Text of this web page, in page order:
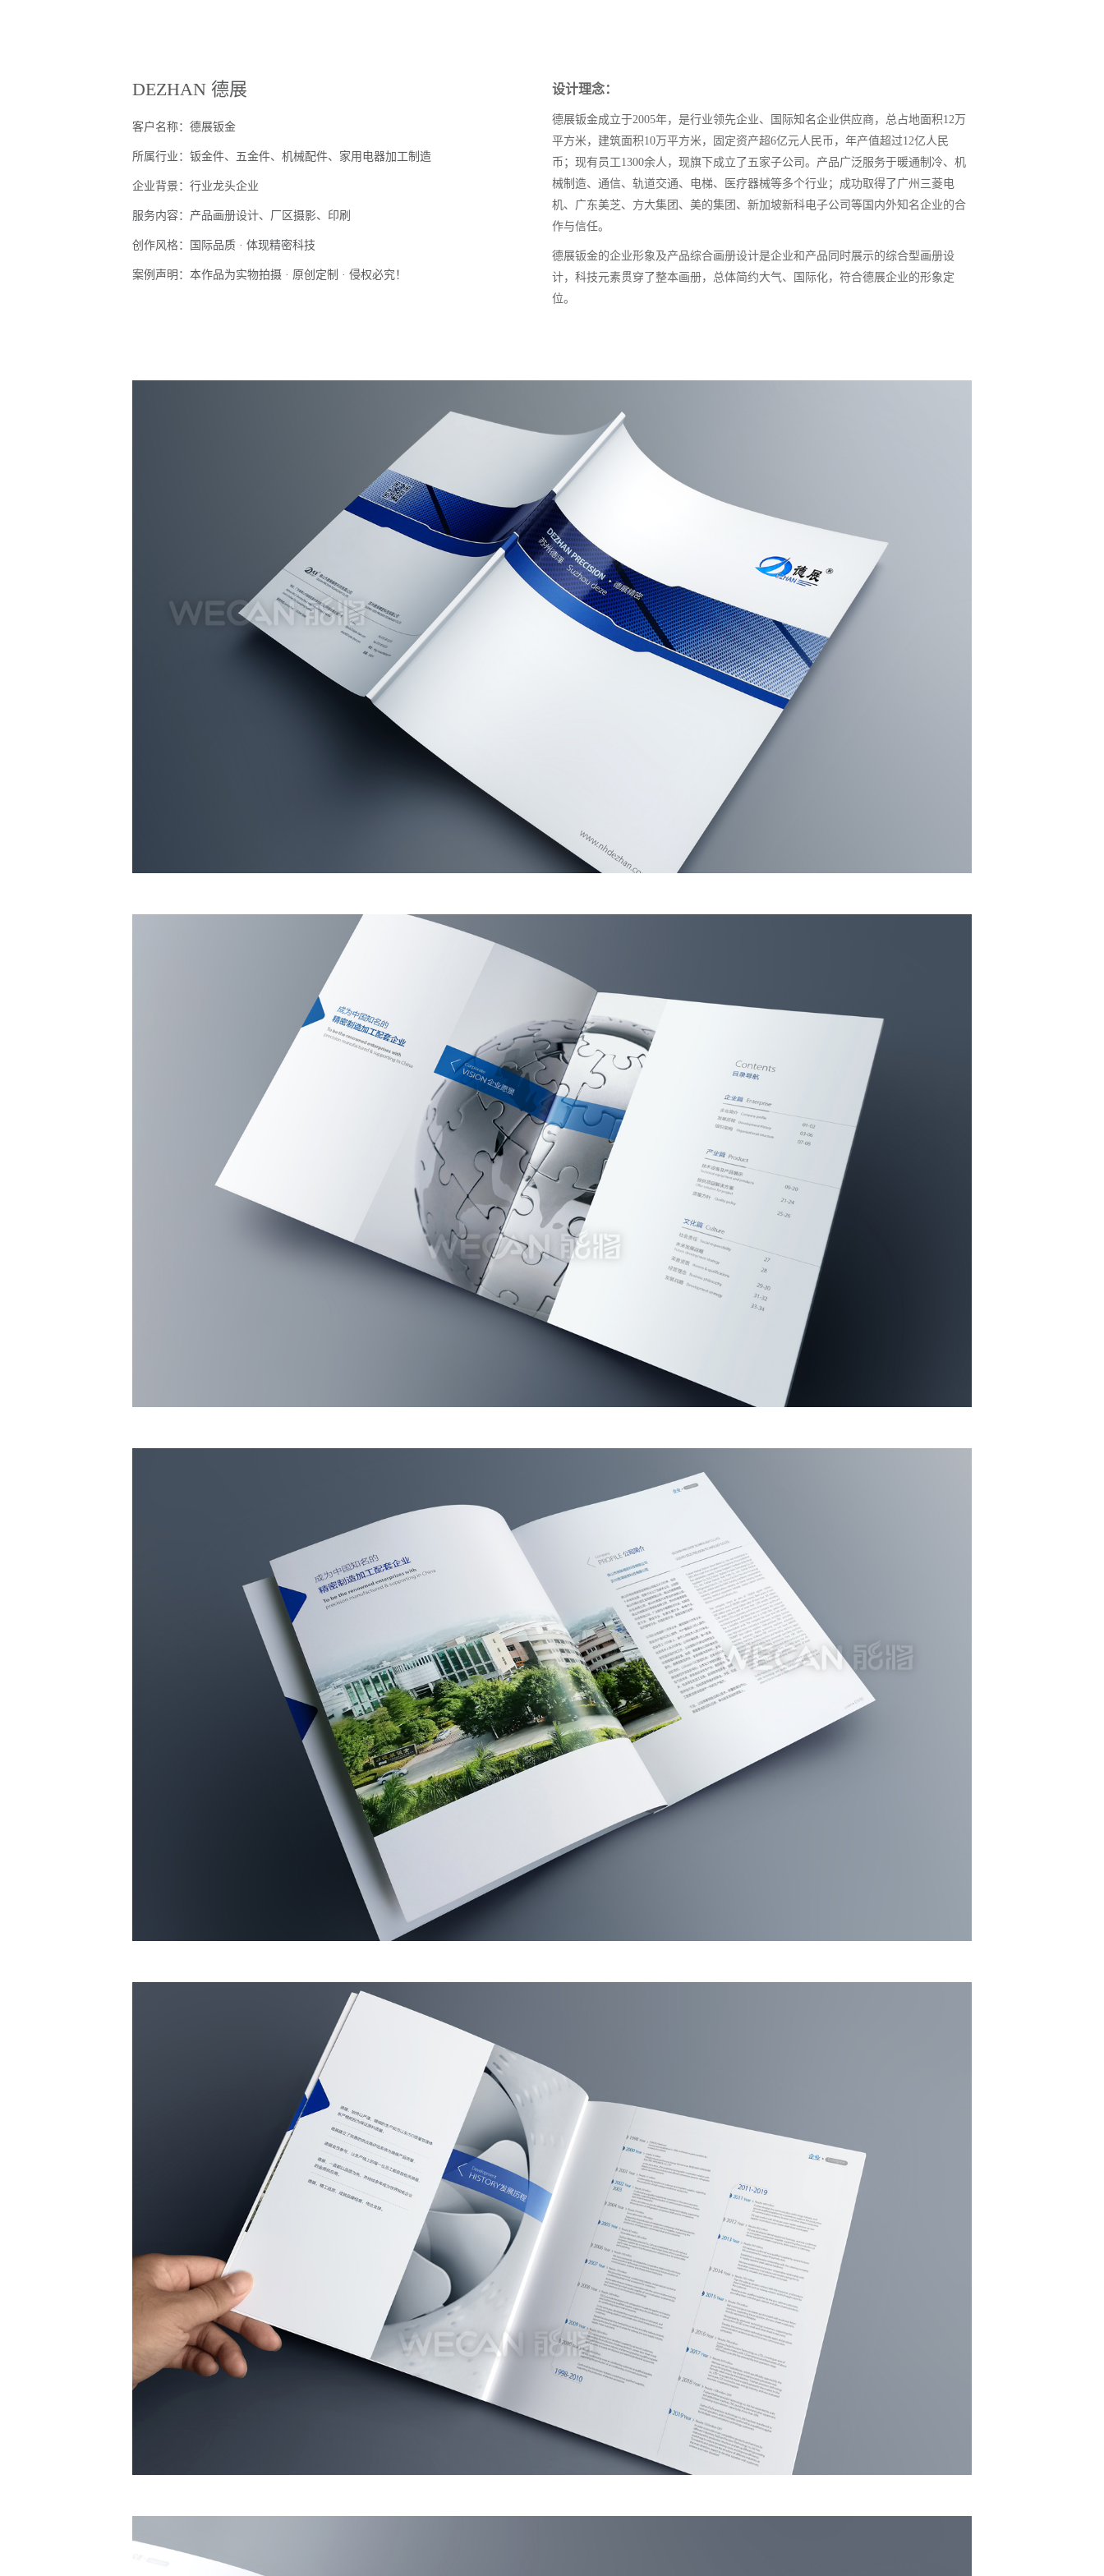
DEZHAN 德展
客户名称：德展钣金
所属行业：钣金件、五金件、机械配件、家用电器加工制造
企业背景：行业龙头企业
服务内容：产品画册设计、厂区摄影、印刷
创作风格：国际品质 · 体现精密科技
案例声明：本作品为实物拍摄 · 原创定制 · 侵权必究！
设计理念：
德展钣金成立于2005年，是行业领先企业、国际知名企业供应商，总占地面积12万
平方米，建筑面积10万平方米，固定资产超6亿元人民币，年产值超过12亿人民
币；现有员工1300余人，现旗下成立了五家子公司。产品广泛服务于暖通制冷、机
械制造、通信、轨道交通、电梯、医疗器械等多个行业；成功取得了广州三菱电
机、广东美芝、方大集团、美的集团、新加坡新科电子公司等国内外知名企业的合
作与信任。
德展钣金的企业形象及产品综合画册设计是企业和产品同时展示的综合型画册设
计，科技元素贯穿了整本画册，总体简约大气、国际化，符合德展企业的形象定
位。